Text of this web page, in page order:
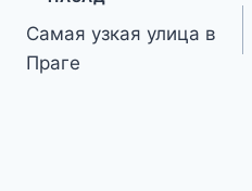
I
n
A
p
p
.
R
u
o
k
l
п
р
а
по
записям
Самая узкая улица в
Праге